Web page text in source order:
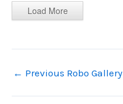
Load More
← Previous Robo Gallery